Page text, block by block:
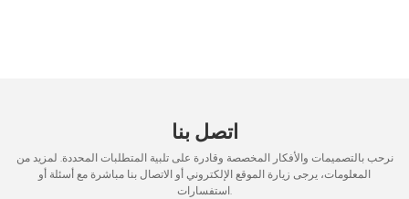
اتصل بنا
نرحب بالتصميمات والأفكار المخصصة وقادرة على تلبية المتطلبات المحددة. لمزيد من
المعلومات، يرجى زيارة الموقع الإلكتروني أو الاتصال بنا مباشرة مع أسئلة أو
استفسارات.